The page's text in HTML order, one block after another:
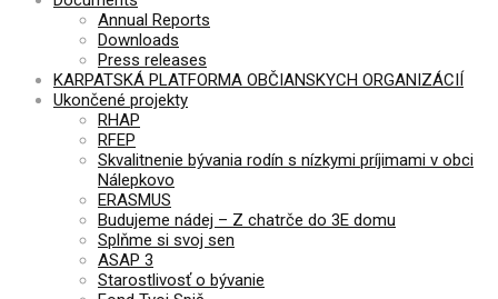
Annual Reports
Downloads
Press releases
KARPATSKÁ PLATFORMA OBČIANSKYCH ORGANIZÁCIÍ
Ukončené projekty
RHAP
RFEP
Skvalitnenie bývania rodín s nízkymi príjimami v obci
Nálepkovo
ERASMUS
Budujeme nádej – Z chatrče do 3E domu
Splňme si svoj sen
ASAP 3
Starostlivosť o bývanie